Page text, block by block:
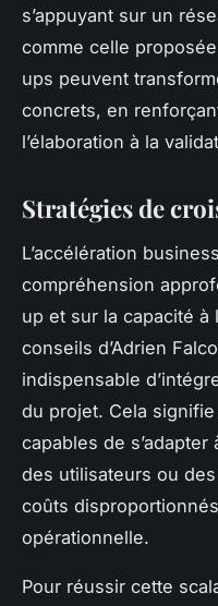
s’appuyant sur un
comme celle
ups peuvent
concrets, en
l’élaboration à la
Stratégies de
L’accélération
compréhension
up et sur la capacité à
conseils d’Adrien
indispensable
du projet. Cela
capables de
des utilisateurs ou
coûts
opérationnelle.
Pour réussir cette